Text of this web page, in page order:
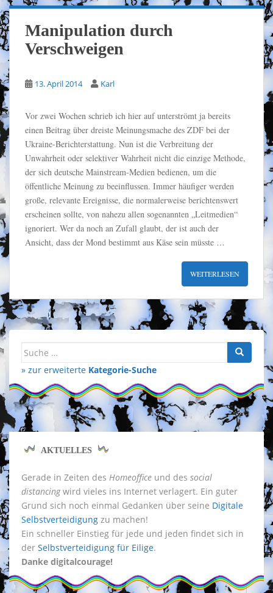
Manipulation durch
Verschweigen
13. April 2014 Karl
Vor zwei Wochen schrieb ich hier auf unterströmt ja bereits
einen Beitrag über dreiste Meinungsmache des ZDF bei der
Ukraine-Berichterstattung. Nun ist die Verbreitung der
Unwahrheit oder selektiver Wahrheit nicht die einzige Methode,
der sich deutsche Mainstream-Medien bedienen, um die
öffentliche Meinung zu beeinflussen. Immer häufiger werden
große, relevante Ereignisse, die normalerweise berichtenswert
erscheinen sollte, von nahezu allen sogenannten „Leitmedien“
ignoriert. Wer da noch an Zufall glaubt, der ist auch der
Ansicht, dass der Mond bestimmt aus Käse sein müsste …
WEITERLESEN
Suche
» zur erweiterte Kategorie-Suche
AKTUELLES
Gerade in Zeiten des Homeoffice und des social
distancingwird vieles ins Internet verlagert. Ein guter
Grund sich noch einmal Gedanken über seine Digitale
Selbstverteidigung zu machen!
Ein schneller Einstieg für jede und jeden findet sich in
der Selbstverteidigung für Eilige.
Danke digitalcourage!